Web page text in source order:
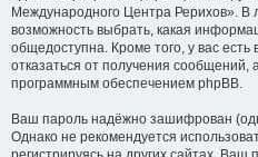
Международного Центра Рерихов». В
возможность выбрать, какая
общедоступна. Кроме того, у вас есть
отказаться от получения сообщений,
программным обеспечением phpBB.
Ваш пароль надёжно зашифрован
Однако не рекомендуется